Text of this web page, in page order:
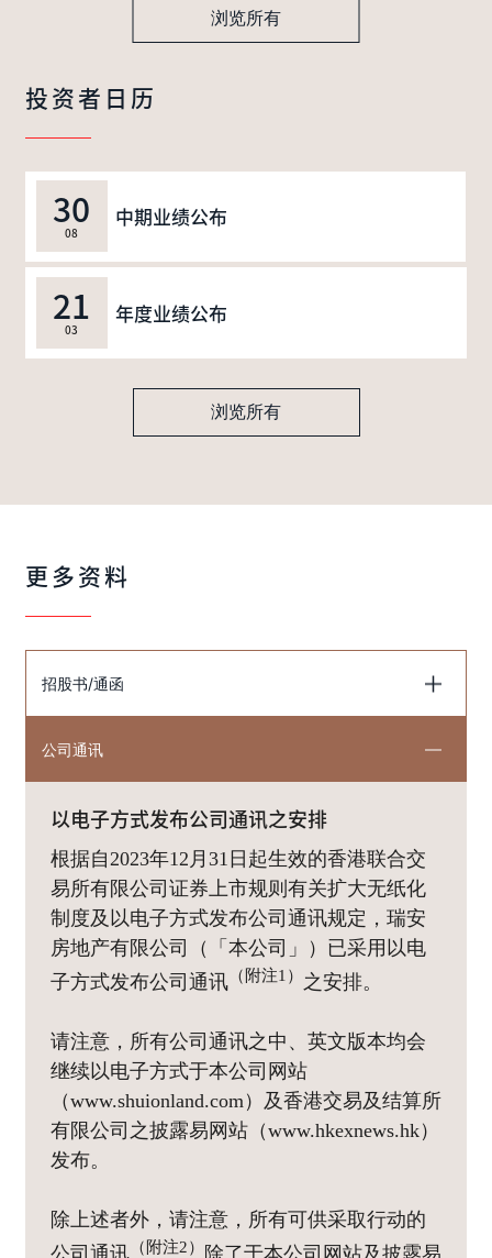
浏览所有
投资者日历
30
08
中期业绩公布
21
03
年度业绩公布
浏览所有
更多资料
招股书/通函
公司通讯
以电子方式发布公司通讯之安排
根据自2023年12月31日起生效的香港联合交
易所有限公司证券上市规则有关扩大无纸化
制度及以电子方式发布公司通讯规定，瑞安
房地产有限公司（「本公司」）已采用以电
子方式发布公司通讯 （附注1） 之安排。
请注意，所有公司通讯之中、英文版本均会
继续以电子方式于本公司网站
（www.shuionland.com）及香港交易及结算所
有限公司之披露易网站（www.hkexnews.hk）
发布。
除上述者外，请注意，所有可供采取行动的
（附注2）